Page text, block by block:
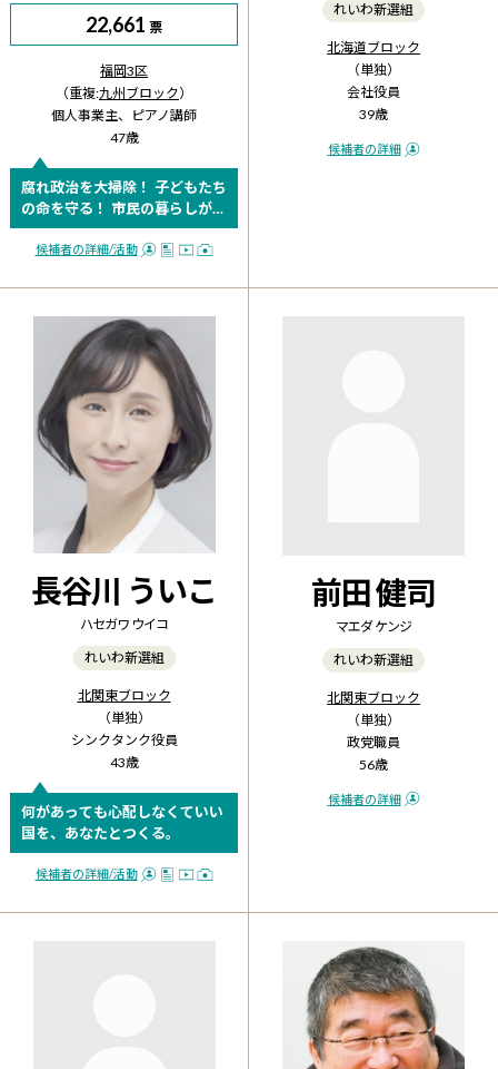
22,661 票
福岡3区
（重複:九州ブロック）
個人事業主、ピアノ講師
47歳
腐れ政治を大掃除！ 子どもたち
の命を守る！ 市民の暮らしが最
優先！
候補者の詳細/活動
れいわ新選組
北海道ブロック
（単独）
会社役員
39歳
候補者の詳細
長谷川 ういこ
ハセガワ ウイコ
れいわ新選組
北関東ブロック
（単独）
シンクタンク役員
43歳
何があっても心配しなくていい
国を、あなたとつくる。
候補者の詳細/活動
前田 健司
マエダ ケンジ
れいわ新選組
北関東ブロック
（単独）
政党職員
56歳
候補者の詳細